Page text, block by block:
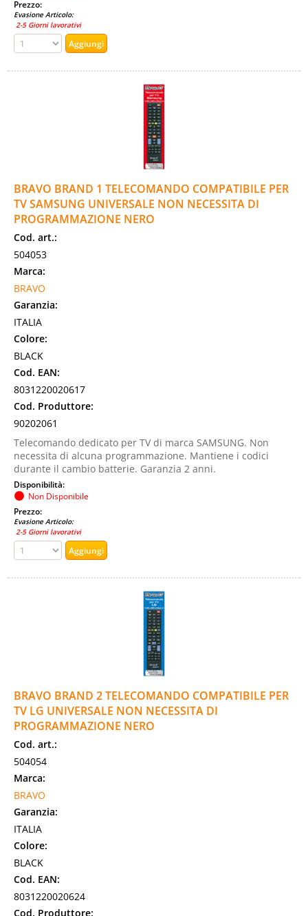
Prezzo:
Evasione Articolo:
2-5 Giorni lavorativi
BRAVO BRAND 1 TELECOMANDO COMPATIBILE PER
TV SAMSUNG UNIVERSALE NON NECESSITA DI
PROGRAMMAZIONE NERO
Cod. art.:
504053
Marca:
BRAVO
Garanzia:
ITALIA
Colore:
BLACK
Cod. EAN:
8031220020617
Cod. Produttore:
90202061
Telecomando dedicato per TV di marca SAMSUNG. Non
necessita di alcuna programmazione. Mantiene i codici
durante il cambio batterie. Garanzia 2 anni.
Disponibilità:
Non Disponibile
Prezzo:
Evasione Articolo:
2-5 Giorni lavorativi
BRAVO BRAND 2 TELECOMANDO COMPATIBILE PER
TV LG UNIVERSALE NON NECESSITA DI
PROGRAMMAZIONE NERO
Cod. art.:
504054
Marca:
BRAVO
Garanzia:
ITALIA
Colore:
BLACK
Cod. EAN:
8031220020624
Cod. Produttore: